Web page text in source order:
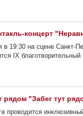
концерт
19:30 на сцене Санкт-
IX
рядом "Забег тут
проводится